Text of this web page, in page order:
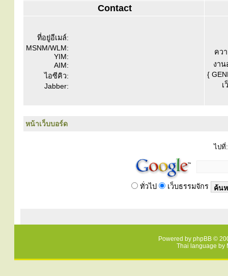
Contact
ที่อยู่อีเมล์:
MSNM/WLM:
YIM:
AIM:
ไอซีคิว:
Jabber:
คว
งาน
{
เ
หน้าเว็บบอร์ด
ไปที่:
ทั่วไป เว็บธรรมจักร
Powered by phpBB ©
Thai language by